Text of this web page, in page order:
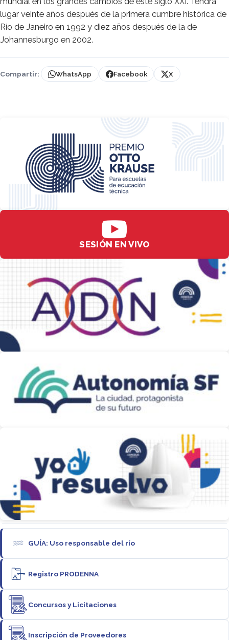
lugar veinte años después de la primera cumbre histórica de
Río de Janeiro en 1992 y diez años después de la de
Johannesburgo en 2002.
Compartir: WhatsApp Facebook X
SESIÓN EN VIVO
GUÍA: Uso responsable del río
Registro PRODENNA
Concursos y Licitaciones
Inscripción de Proveedores